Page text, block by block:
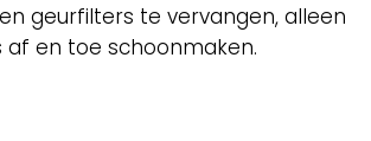
geurfilters te vervangen, alleen
en toe schoonmaken.